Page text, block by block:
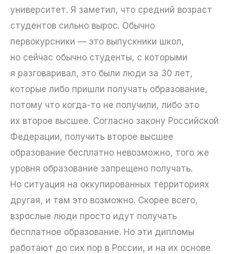
университет. Я заметил, что средний возраст
студентов сильно вырос. Обычно
первокурсники — это выпускники школ,
но сейчас обычно студенты, с которыми
я разговаривал, это были люди за 30 лет,
которые либо пришли получать образование,
потому что когда-то не получили, либо это
их второе высшее. Согласно закону Российской
Федерации, получить второе высшее
образование бесплатно невозможно, того же
уровня образование запрещено получать.
Но ситуация на оккупированных территориях
другая, и там это возможно. Скорее всего,
взрослые люди просто идут получать
бесплатное образование. Но эти дипломы
работают до сих пор в России, и на их основе